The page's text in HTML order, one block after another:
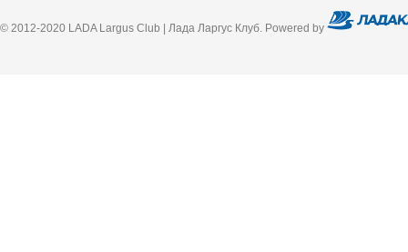
© 2012-2020 LADA Largus Club | Лада Ларгус Клуб. Powered by